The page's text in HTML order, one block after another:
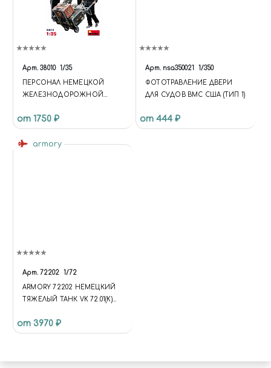
Арт. 38010 1/35
ПЕРСОНАЛ НЕМЕЦКОЙ
ЖЕЛЕЗНОДОРОЖНОЙ
от 1750 ₽
Арт. nsa350021 1/350
ФОТОТРАВЛЕНИЕ ДВЕРИ
ДЛЯ СУДОВ ВМС США (ТИП 1)
от 444 ₽
armory
Арт. 72202 1/72
ARMORY 72202 НЕМЕЦКИЙ
ТЯЖЕЛЫЙ ТАНК VK 72.01(K)
от 3970 ₽